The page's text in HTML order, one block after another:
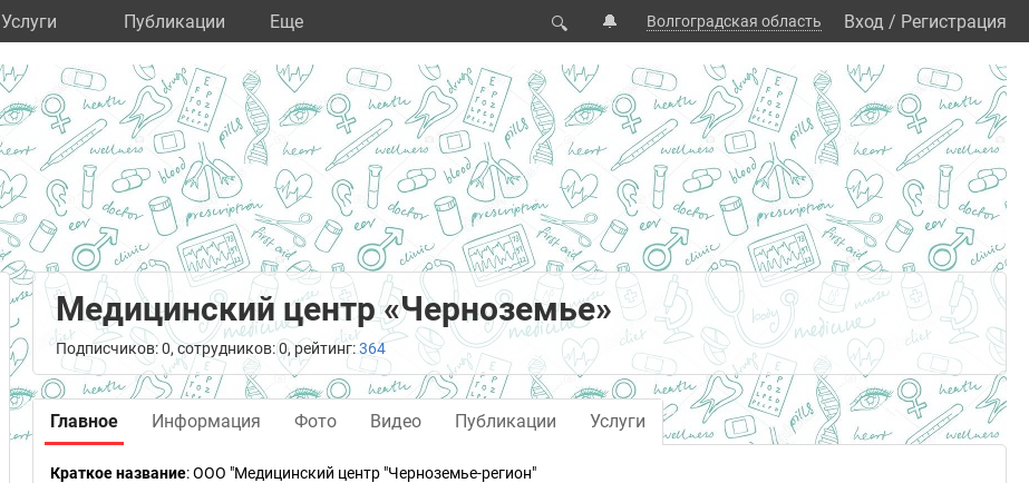
Услуги Публикации Eще 🔍 🔔 Волгоградская область Вход / Регистрация
Медицинский центр «Черноземье»
Подписчиков: 0, сотрудников: 0, рейтинг:364
Главное Информация Фото Видео Публикации Услуги
Краткое название:ООО "Медицинский центр "Черноземье-регион"